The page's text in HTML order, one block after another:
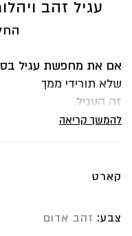
עגיל זהב
אם את מחפשת עגיל
שלא תורידי ממך
זה העגיל.
עגיל מלאני בנוי מיהלום
עגיל שיענה לך על
העגיל מגיע עם סוגר פרפר
להמשך קריאה
קארט
צבע זהב אדום